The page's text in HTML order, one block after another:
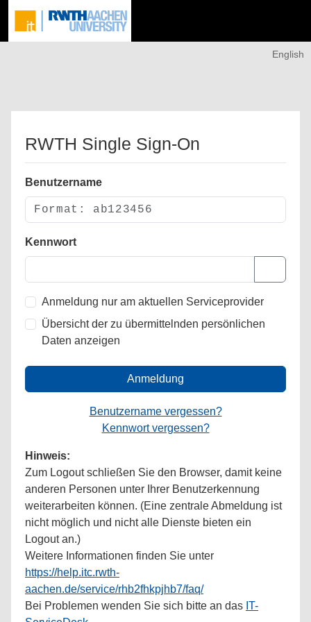
English
RWTH Single Sign-On
Benutzername
Kennwort
Anmeldung nur am aktuellen Serviceprovider
Übersicht der zu übermittelnden persönlichen
Daten anzeigen
Anmeldung
Benutzername vergessen?
Kennwort vergessen?
Hinweis:
Zum Logout schließen Sie den Browser, damit keine
anderen Personen unter Ihrer Benutzerkennung
weiterarbeiten können. (Eine zentrale Abmeldung ist
nicht möglich und nicht alle Dienste bieten ein
Logout an.)
Weitere Informationen finden Sie unter
https://help.itc.rwth-
aachen.de/service/rhb2fhkpjhb7/faq/
Bei Problemen wenden Sie sich bitte an das IT-